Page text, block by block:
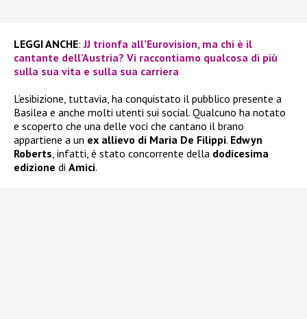
LEGGI ANCHE:JJ trionfa all’Eurovision, ma chi è il
cantante dell’Austria? Vi raccontiamo qualcosa di più
sulla sua vita e sulla sua carriera
L’esibizione, tuttavia, ha conquistato il pubblico presente a
Basilea e anche molti utenti sui social. Qualcuno ha notato
e scoperto che una delle voci che cantano il brano
appartiene a un ex allievo di Maria De Filippi. Edwyn
Roberts, infatti, è stato concorrente della dodicesima
edizione di Amici.